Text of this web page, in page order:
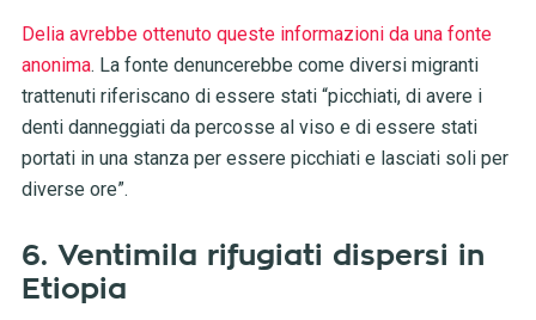
Delia avrebbe ottenuto queste informazioni da una fonte
anonima. La fonte denuncerebbe come diversi migranti
trattenuti riferiscano di essere stati “picchiati, di avere i
denti danneggiati da percosse al viso e di essere stati
portati in una stanza per essere picchiati e lasciati soli per
diverse ore”.
6. Ventimila rifugiati dispersi in
Etiopia